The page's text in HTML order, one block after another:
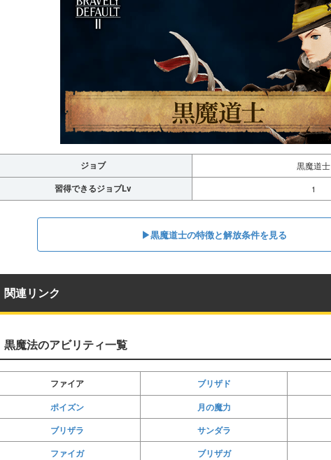
ジョブ 黒魔道士
習得できるジョブLv 1
▶︎黒魔道士の特徴と解放条件を見る
関連リンク
黒魔法のアビリティ一覧
ファイア ブリザド
ポイズン
月の魔力
ブリザラ
サンダラ
ファイガ
ブリザガ